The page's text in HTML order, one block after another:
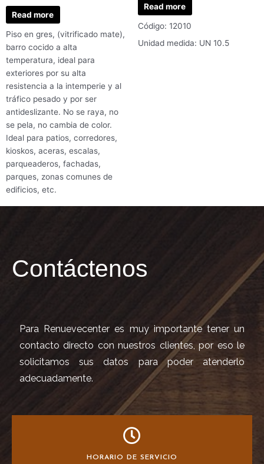
Read more
Piso en gres, (vitrificado mate),
barro cocido a alta
temperatura, ideal para
exteriores por su alta
resistencia a la intemperie y al
tráfico pesado y por ser
antideslizante. No se raya, no
se pela, no cambia de color.
Ideal para patios, corredores,
kioskos, aceras, escalas,
parqueaderos, fachadas,
parques, zonas comunes de
edificios, etc.
Read more
Código: 12010
Unidad medida: UN 10.5
Contáctenos
Para Renuevecenter es muy importante tener un
contacto directo con nuestros clientes, por eso le
solicitamos sus datos para poder atenderlo
adecuadamente.
HORARIO DE SERVICIO